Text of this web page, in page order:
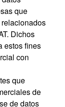
que
Dichos
estos fines
con
que
de
de datos